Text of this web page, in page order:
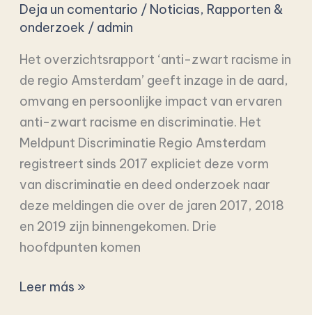
Deja un comentario / Noticias, Rapporten &
onderzoek / admin
Het overzichtsrapport ‘anti-zwart racisme in
de regio Amsterdam’ geeft inzage in de aard,
omvang en persoonlijke impact van ervaren
anti-zwart racisme en discriminatie. Het
Meldpunt Discriminatie Regio Amsterdam
registreert sinds 2017 expliciet deze vorm
van discriminatie en deed onderzoek naar
deze meldingen die over de jaren 2017, 2018
en 2019 zijn binnengekomen. Drie
hoofdpunten komen
en
la
región
de
Leer más »